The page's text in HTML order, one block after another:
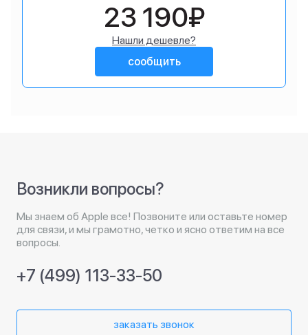
23 190₽
Нашли дешевле?
сообщить
Возникли вопросы?
Мы знаем об Apple все! Позвоните или оставьте номер
для связи, и мы грамотно, четко и ясно ответим на все
вопросы.
+7 (499) 113-33-50
заказать звонок